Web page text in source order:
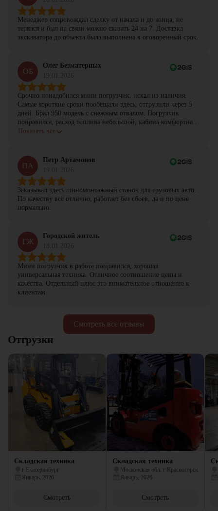
Смотреть все отзывы
Менеджер сопровождал сделку от начала и до конца, не
терялся и был на связи можно сказать 24 на 7. Доставка
экскаватора до объекта была выполнена в оговоренный срок.
ОБ
Олег Безматерных
Срочно понадобился мини погрузчик, искал из наличия.
Самые короткие сроки пообещали здесь, отгрузили через 5
дней. Брал 950 модель с снежным отвалом. Погрузчик
понравился, расход топлива небольшой, кабина комфортная,
с задачами справляется.
Показать все
ПА
Петр Артамонов
Заказывал здесь шиномонтажный станок для грузовых авто.
По качеству всё отлично, работает без сбоев, да и по цене
нормально.
ГЖ
Городской житель
Мини погрузчик в работе понравился, хорошая
универсальная техника. Отличное соотношение цены и
качества. Отдельный плюс это внимательное отношение к
клиентам.
Отгрузки
Складская техника
г Екатеринбург
Январь, 2026
Смотреть
Складская техника
Московская обл, г Красногорск
Январь, 2026
Смотреть